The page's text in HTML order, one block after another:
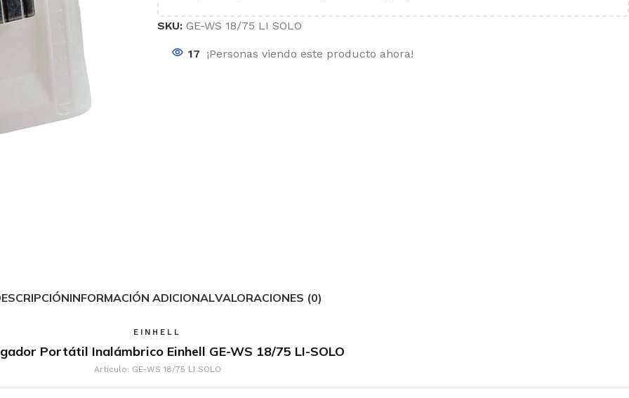
SKU: GE-WS 18/75 LI SOLO
17 ¡Personas viendo este producto ahora!
INFORMACIÓN ADICIONALVALORACIONES (0)
EINHELL
Portátil Inalámbrico Einhell GE-WS 18/75 LI-SOLO
Artículo: GE-WS 18/75 LI SOLO